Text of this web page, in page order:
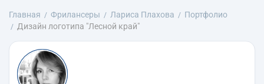
Главная Фрилансеры Лариса Плахова
Портфолио
Дизайн логотипа "Лесной край"